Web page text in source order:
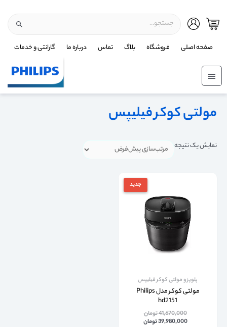
صفحه اصلی فروشگاه بلاگ تماس درباره ما گارانتی و خدمات
مولتی کوکر فیلیپس
نمایش یک نتیجه
جدید
پلوپز و مولتی کوکر فیلیپس
مولتی کوکر مدل Philips
hd2151
41,670,000تومان
39,980,000تومان